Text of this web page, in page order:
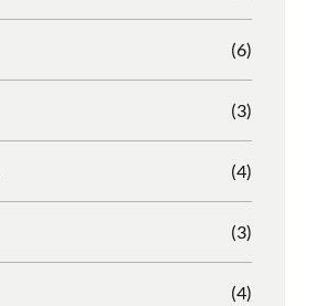
(6)
(3)
(4)
(3)
(4)